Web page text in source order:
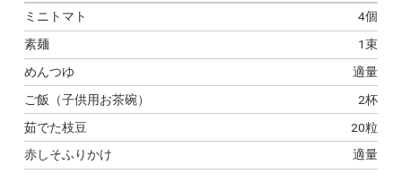
ミニトマト
4個
素麺
1束
めんつゆ
適量
ご飯（子供用お茶碗）
2杯
茹でた枝豆
20粒
赤しそふりかけ
適量